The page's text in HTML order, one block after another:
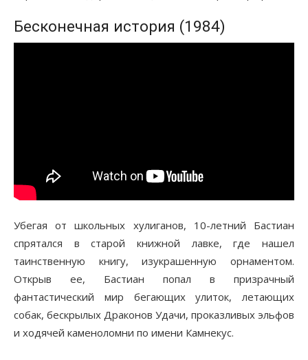
Бесконечная история (1984)
Убегая от школьных хулиганов, 10-летний Бастиан
спрятался в старой книжной лавке, где нашел
таинственную книгу, изукрашенную орнаментом.
Открыв ее, Бастиан попал в призрачный
фантастический мир бегающих улиток, летающих
собак, бескрылых Драконов Удачи, проказливых эльфов
и ходячей каменоломни по имени Камнекус.